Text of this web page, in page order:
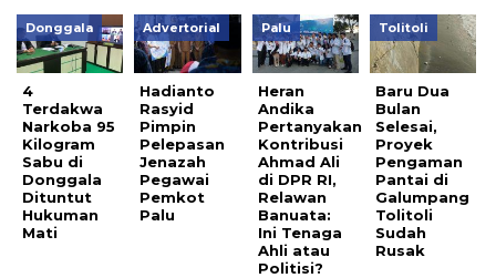
Donggala
4
Terdakwa
Narkoba 95
Kilogram
Sabu di
Donggala
Dituntut
Hukuman
Mati
Advertorial
Hadianto
Rasyid
Pimpin
Pelepasan
Jenazah
Pegawai
Pemkot
Palu
Palu
Heran
Andika
Pertanyakan
Kontribusi
Ahmad Ali
di DPR RI,
Relawan
Banuata:
Ini Tenaga
Ahli atau
Politisi?
Tolitoli
Baru Dua
Bulan
Selesai,
Proyek
Pengaman
Pantai di
Galumpang
Tolitoli
Sudah
Rusak